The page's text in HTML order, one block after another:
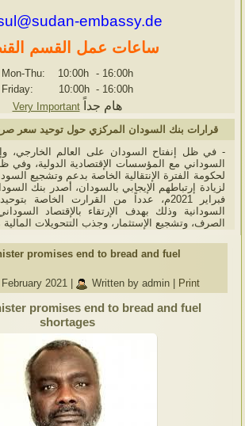
embassy.de
ساعات عمل القسم
Mon-Thu: 10:00h - 16:00h
Friday: 10:00h - 16:00h
Very Important
هام جداً
قرارات بنك السودان المركزي حول توحيد سعر
- في ظل إنفتاح السودان على العالم الخارجي،
السوداني مع المؤسسات الإقتصادية الدولية، وفي
لحكومة الفترة الإنتقالية الخاصة بدعم وتشجيع
فبراير 2021م، عدداً من القرارت الخاصة
السودانية وذلك بهدف الإرتقاء بالإقتصاد
الصرف، وتشجيع الإستثمار، وجذب التتحويلات
promises end to bread and fuel
2021
Written by admin Print
promises end to bread and fuel
shortages